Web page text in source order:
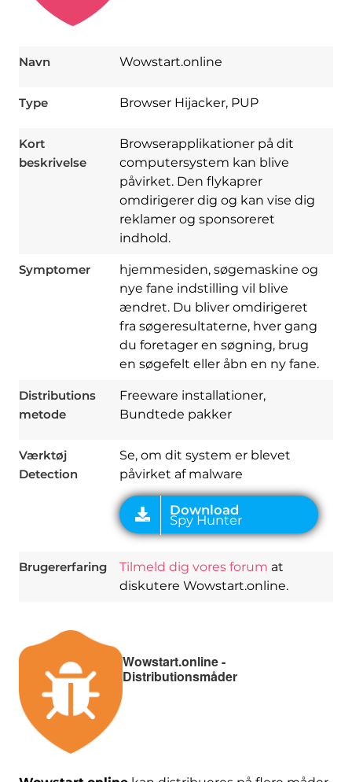
Navn Wowstart.online
Type Browser Hijacker, PUP
Kort
beskrivelse
Browserapplikationer på dit
computersystem kan blive
påvirket. Den flykaprer
omdirigerer dig og kan vise dig
reklamer og sponsoreret
indhold.
Symptomer
hjemmesiden, søgemaskine og
nye fane indstilling vil blive
ændret. Du bliver omdirigeret
fra søgeresultaterne, hver gang
du foretager en søgning, brug
en søgefelt eller åbn en ny fane.
Distributions
metode
Freeware installationer,
Bundtede pakker
Værktøj
Detection
Se, om dit system er blevet
påvirket af malware
Spy Hunter
Brugererfaring Tilmeld dig vores forum at
diskutere Wowstart.online.
Wowstart.online -
Distributionsmåder